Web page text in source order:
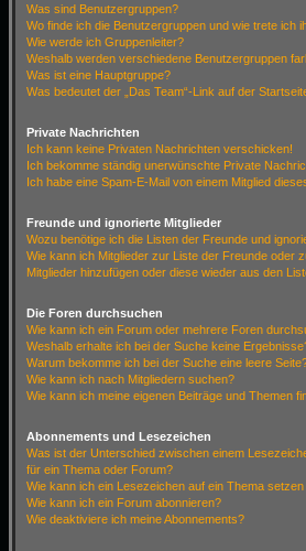
Was sind Benutzergruppen?
Wo finde ich die Benutzergruppen und wie trete ich
Wie werde ich Gruppenleiter?
Weshalb werden verschiedene Benutzergruppen
Was ist eine Hauptgruppe?
Was bedeutet der „Das Team“-Link auf der
Private Nachrichten
Ich kann keine Privaten Nachrichten verschicken!
Ich bekomme ständig unerwünschte Private
Ich habe eine Spam-E-Mail von einem Mitglied
Freunde und ignorierte Mitglieder
Wozu benötige ich die Listen der Freunde und
Wie kann ich Mitglieder zur Liste der Freunde oder
Mitglieder hinzufügen oder diese wieder aus den
Die Foren durchsuchen
Wie kann ich ein Forum oder mehrere Foren
Weshalb erhalte ich bei der Suche keine
Warum bekomme ich bei der Suche eine leere
Wie kann ich nach Mitgliedern suchen?
Wie kann ich meine eigenen Beiträge und Themen
Abonnements und Lesezeichen
Was ist der Unterschied zwischen einem
für ein Thema oder Forum?
Wie kann ich ein Lesezeichen auf ein Thema
Wie kann ich ein Forum abonnieren?
Wie deaktiviere ich meine Abonnements?